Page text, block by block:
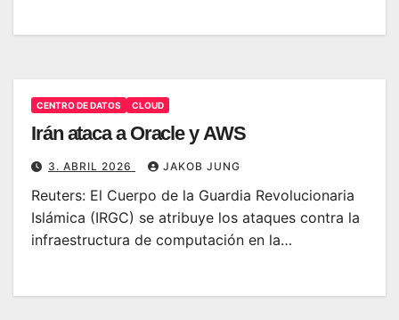
CENTRO DE DATOS CLOUD
Irán ataca a Oracle y AWS
3. ABRIL 2026 JAKOB JUNG
Reuters: El Cuerpo de la Guardia Revolucionaria
Islámica (IRGC) se atribuye los ataques contra la
infraestructura de computación en la…